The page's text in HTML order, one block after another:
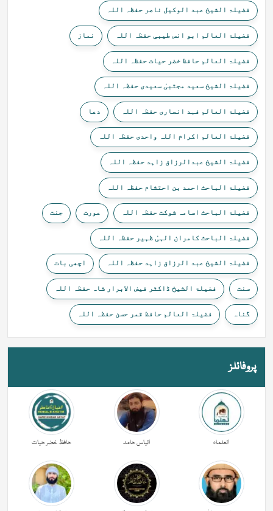
فضیلۃ الشیخ عبد الوکیل ناصر حفظہ اللہ
فضیلۃ العالم ابو انس طیبی حفظہ اللہ نماز
فضیلۃ العالم حافظ خضر حیات حفظہ اللہ
فضیلۃ الشیخ سعید مجتبیٰ سعیدی حفظہ اللہ
فضیلۃ العالم فہد انصاری حفظہ اللہ دعا
فضیلۃ العالم اکرام اللہ واحدی حفظہ اللہ
فضیلۃ الشیخ عبدالرزاق زاہد حفظہ اللہ
فضیلۃ الباحث احمد بن احتشام حفظہ اللہ
فضیلۃ الباحث اسامہ شوکت حفظہ اللہ عورت جنت
فضیلۃ الباحث کامران الہیٰ ظہیر حفظہ اللہ
فضیلۃ الشیخ عبد الرزاق زاہد حفظہ اللہ اچھی بات
سنت فضیلۃ الشیخ ڈاکٹر فیض الابرار شاہ حفظہ اللہ
گناہ فضیلۃ العالم حافظ قمر حسن حفظہ اللہ
پروفائلز
العلماء الیاس حامد حافظ خضر حیات